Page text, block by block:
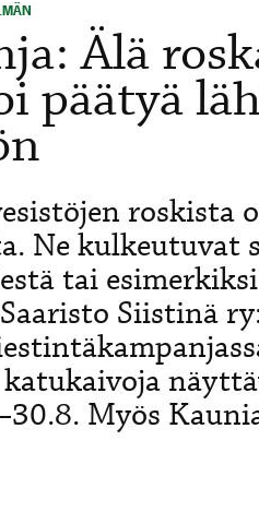
Älä
päätyä
roskista
Ne kulkeutuvat
tai
Siistinä
Myös